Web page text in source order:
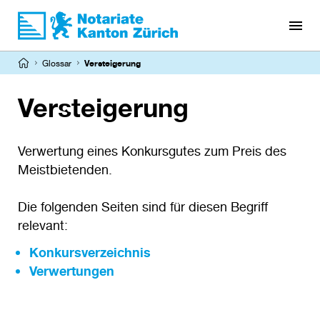
Direkt
zum
Pfadnavigation
Glossar Versteigerung
Versteigerung
Verwertung eines Konkursgutes zum Preis des
Meistbietenden.
Die folgenden Seiten sind für diesen Begriff
relevant:
Konkursverzeichnis
Verwertungen